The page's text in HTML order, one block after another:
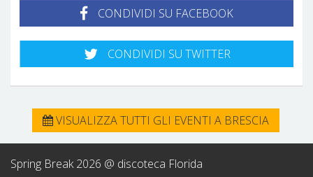
CONDIVIDI SU FACEBOOK
CONDIVIDI SU TWITTER
VISUALIZZA TUTTI GLI EVENTI A BRESCIA
Spring Break 2026 @ discoteca Florida